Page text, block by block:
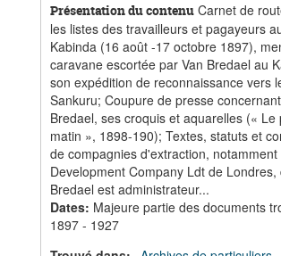
Présentation du contenu Carnet de
les listes des travailleurs et pagayeurs
Kabinda (16 août -17 octobre 1897),
caravane escortée par Van Bredael au
son expédition de reconnaissance vers
Sankuru; Coupure de presse
Bredael, ses croquis et aquarelles (« Le
matin », 1898-190); Textes, statuts et
de compagnies d'extraction,
Development Company Ldt de Londres,
Bredael est administrateur...
Dates: Majeure partie des documents
1897 - 1927